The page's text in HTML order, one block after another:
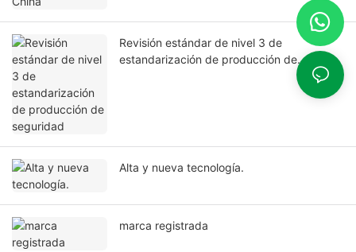
Revisión estándar de nivel 3 de
estandarización de producción de
Alta y nueva tecnología.
marca registrada